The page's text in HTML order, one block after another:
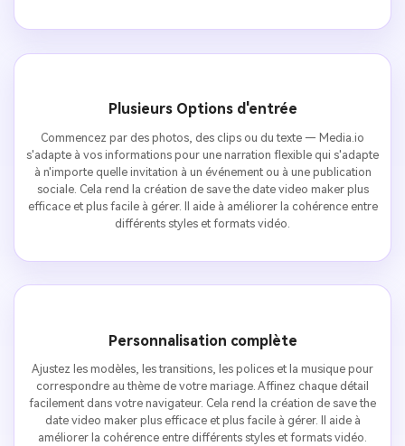
Plusieurs Options d'entrée
Commencez par des photos, des clips ou du texte — Media.io
s'adapte à vos informations pour une narration flexible qui s'adapte
à n'importe quelle invitation à un événement ou à une publication
sociale. Cela rend la création de save the date video maker plus
efficace et plus facile à gérer. Il aide à améliorer la cohérence entre
différents styles et formats vidéo.
Personnalisation complète
Ajustez les modèles, les transitions, les polices et la musique pour
correspondre au thème de votre mariage. Affinez chaque détail
facilement dans votre navigateur. Cela rend la création de save the
date video maker plus efficace et plus facile à gérer. Il aide à
améliorer la cohérence entre différents styles et formats vidéo.